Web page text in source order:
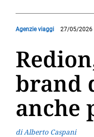
Agenzie viaggi 27/05/2026
brand
anche
di Alberto Caspani